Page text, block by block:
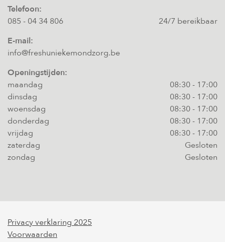
Telefoon:
085 - 04 34 806
24/7 bereikbaar
E-mail:
info@freshuniekemondzorg.be
Openingstijden:
maandag
08:30- 17:00
dinsdag
08:30- 17:00
woensdag
08:30- 17:00
donderdag
08:30- 17:00
vrijdag
08:30- 17:00
zaterdag
Gesloten
zondag
Gesloten
Privacy verklaring 2025
Voorwaarden